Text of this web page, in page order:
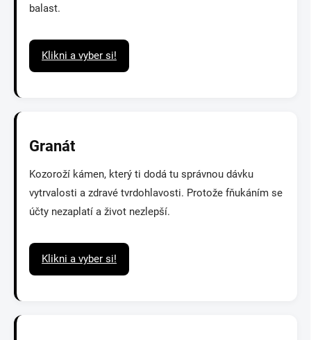
balast.
Klikni a vyber si!
Granát
Kozoroží kámen, který ti dodá tu správnou dávku
vytrvalosti a zdravé tvrdohlavosti. Protože fňukáním se
účty nezaplatí a život nezlepší.
Klikni a vyber si!